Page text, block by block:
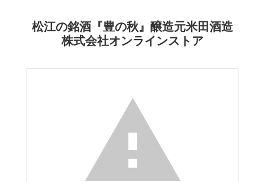
松江の銘酒『豊の秋』醸造元米田酒造
株式会社オンラインストア